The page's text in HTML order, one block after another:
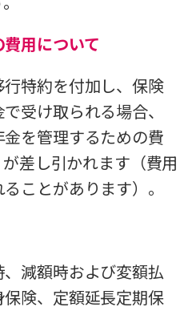
用について
特約を付加し、保険
受け取られる場合、
を管理するための費
差し引かれます（費用
ことがあります）。
減額時および変額払
険、定額延長定期保